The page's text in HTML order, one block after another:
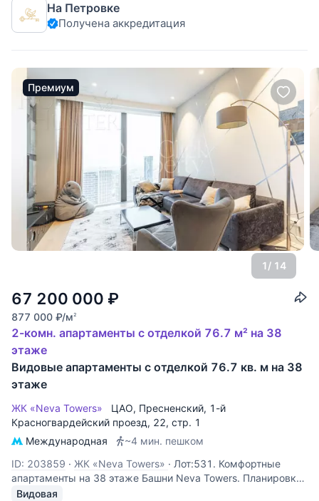
адресу: г Москва, Шелепихинская набережная , дом
40,корпус 2. От метро ст Шелепиха 15 минут пешком.
На Петровке
Получена аккредитация
Премиум
1/ 14
67 200 000 ₽
877 000 ₽/м2
2-комн. апартаменты с отделкой 76.7 м² на 38
этаже
Видовые апартаменты с отделкой 76.7 кв. м на 38
этаже
ЖК «Neva Towers» ЦАО, Пресненский, 1-й
Красногвардейский проезд, 22, стр. 1
Международная
~4 мин. пешком
ID: 203859 · ЖК «Neva Towers» · Лот:531. Комфортные
апартаменты на 38 этаже Башни Neva Towers. Планировкой
предусмотрены просторная объединенная кухня-
Видовая